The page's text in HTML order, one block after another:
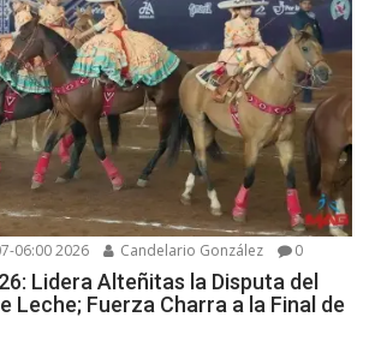
06:00 2026 Candelario González 0
Lidera Alteñitas la Disputa del
Leche; Fuerza Charra a la Final de